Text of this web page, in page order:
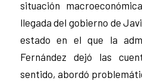
situación
llegada del gobierno de
estado en el que la
Fernández dejó las
sentido, abordó